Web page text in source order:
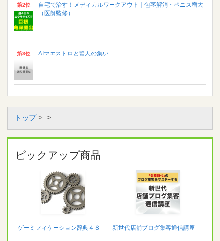
第2位
自宅で治す！メディカルワークアウト｜包茎解消・ペニス増大
（医師監修）
第3位 AIマエストロと賢人の集い
トップ> >
ピックアップ商品
ゲーミフィケーション辞典４８ 新世代店舗ブログ集客通信講座